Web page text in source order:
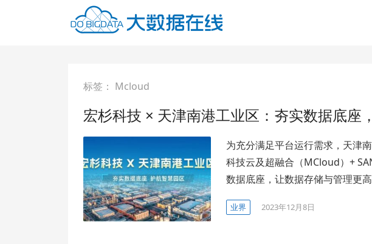
标签： Mcloud
宏杉科技 × 天津南港工业区：夯实数据底座
为充分满足平台运行需求，天津
科技云及超融合（MCloud）+
数据底座，让数据存储与管理更高
业界 2023年12月8日